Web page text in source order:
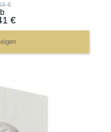
€
€